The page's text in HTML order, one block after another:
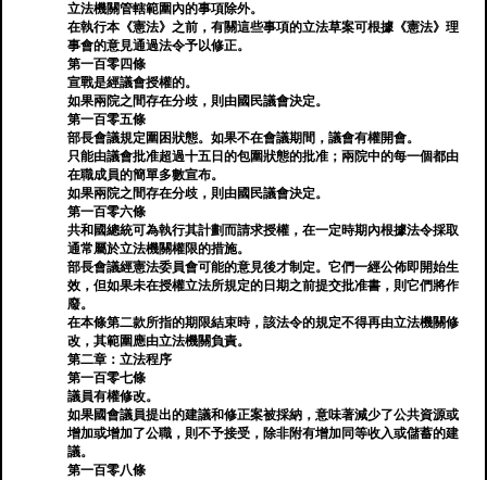
立法機關管轄範圍內的事項除外。
在執行本《憲法》之前，有關這些事項的立法草案可根據《憲法》理
事會的意見通過法令予以修正。
第一百零四條
宣戰是經議會授權的。
如果兩院之間存在分歧，則由國民議會決定。
第一百零五條
部長會議規定圍困狀態。如果不在會議期間，議會有權開會。
只能由議會批准超過十五日的包圍狀態的批准；兩院中的每一個都由
在職成員的簡單多數宣布。
如果兩院之間存在分歧，則由國民議會決定。
第一百零六條
共和國總統可為執行其計劃而請求授權，在一定時期內根據法令採取
通常屬於立法機關權限的措施。
部長會議經憲法委員會可能的意見後才制定。它們一經公佈即開始生
效，但如果未在授權立法所規定的日期之前提交批准書，則它們將作
廢。
在本條第二款所指的期限結束時，該法令的規定不得再由立法機關修
改，其範圍應由立法機關負責。
第二章：立法程序
第一百零七條
議員有權修改。
如果國會議員提出的建議和修正案被採納，意味著減少了公共資源或
增加或增加了公職，則不予接受，除非附有增加同等收入或儲蓄的建
議。
第一百零八條